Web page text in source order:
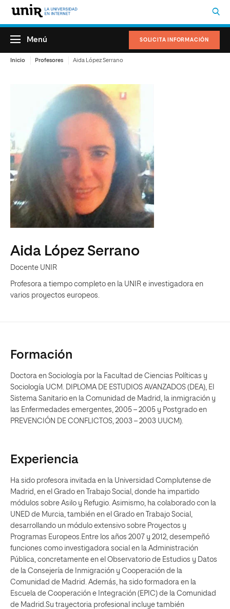
SOLICITA INFORMACIÓN
Menú
Inicio Profesores Aida López Serrano
Aida López Serrano
Docente UNIR
Profesora a tiempo completo en la UNIR e investigadora en
varios proyectos europeos.
Formación
Doctora en Sociología por la Facultad de Ciencias Políticas y
Sociología UCM. DIPLOMA DE ESTUDIOS AVANZADOS (DEA), El
Sistema Sanitario en la Comunidad de Madrid, la inmigración y
las Enfermedades emergentes, 2005 – 2005 y Postgrado en
PREVENCIÓN DE CONFLICTOS, 2003 – 2003 UUCM).
Experiencia
Ha sido profesora invitada en la Universidad Complutense de
Madrid, en el Grado en Trabajo Social, donde ha impartido
módulos sobre Asilo y Refugio. Asimismo, ha colaborado con la
UNED de Murcia, también en el Grado en Trabajo Social,
desarrollando un módulo extensivo sobre Proyectos y
Programas Europeos.Entre los años 2007 y 2012, desempeñó
funciones como investigadora social en la Administración
Pública, concretamente en el Observatorio de Estudios y Datos
de la Consejería de Inmigración y Cooperación de la
Comunidad de Madrid. Además, ha sido formadora en la
Escuela de Cooperación e Integración (EPIC) de la Comunidad
de Madrid.Su trayectoria profesional incluye también